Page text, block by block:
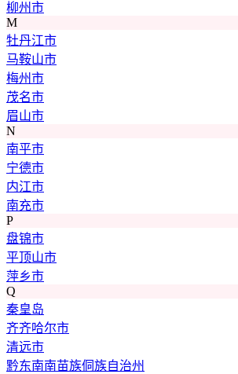
柳州市
M
牡丹江市
马鞍山市
梅州市
茂名市
眉山市
N
南平市
宁德市
内江市
南充市
P
盘锦市
平顶山市
萍乡市
Q
秦皇岛
齐齐哈尔市
清远市
黔东南南苗族侗族自治州